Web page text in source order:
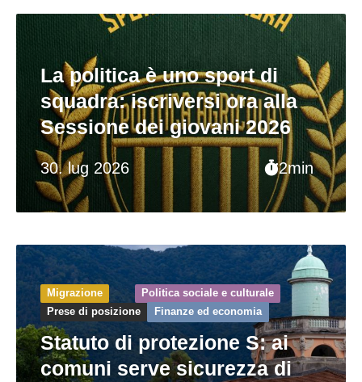
30. lug 2026 2min
La politica è uno sport di
squadra: iscriversi ora alla
Sessione dei giovani 2026
Migrazione
Politica sociale e culturale
Prese di posizione
Finanze ed economia
Statuto di protezione S: ai
comuni serve sicurezza di